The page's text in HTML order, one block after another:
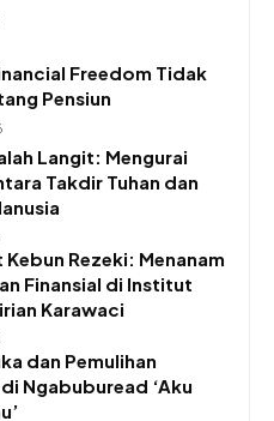
Freedom Tidak
Pensiun
Langit: Mengurai
Takdir Tuhan dan
Kebun Rezeki: Menanam
Finansial di Institut
Karawaci
dan Pemulihan
Ngabuburead ‘Aku